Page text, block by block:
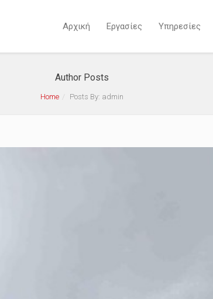
Αρχική Εργασίες Υπηρεσίες
Author Posts
Home Posts By: admin